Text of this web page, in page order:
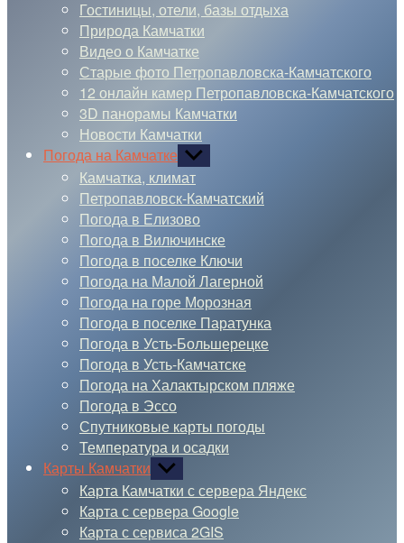
Гостиницы, отели, базы отдыха
Природа Камчатки
Видео о Камчатке
Старые фото Петропавловска-Камчатского
12 онлайн камер Петропавловска-Камчатского
3D панорамы Камчатки
Новости Камчатки
Погода на Камчатке Показывать
подменю
Камчатка, климат
Петропавловск-Камчатский
Погода в Елизово
Погода в Вилючинске
Погода в поселке Ключи
Погода на Малой Лагерной
Погода на горе Морозная
Погода в поселке Паратунка
Погода в Усть-Большерецке
Погода в Усть-Камчатске
Погода на Халактырском пляже
Погода в Эссо
Спутниковые карты погоды
Температура и осадки
Карты Камчатки Показывать
подменю
Карта Камчатки с сервера Яндекс
Карта с сервера Google
Карта с сервиса 2GIS